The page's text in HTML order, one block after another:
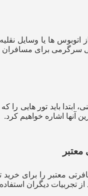
از اتوبوس‌ ها یا وسایل
سرگرمی برای مسافران
ابتدا باید تور
آنها اشاره خواهیم کرد.
معتبر را برای
از تجربیات دیگران